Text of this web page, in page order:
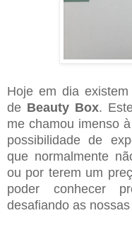
Hoje em dia
de Beauty Box.
me chamou imenso
possibilidade de
que normalmente
ou por terem um
poder conhecer
desafiando as